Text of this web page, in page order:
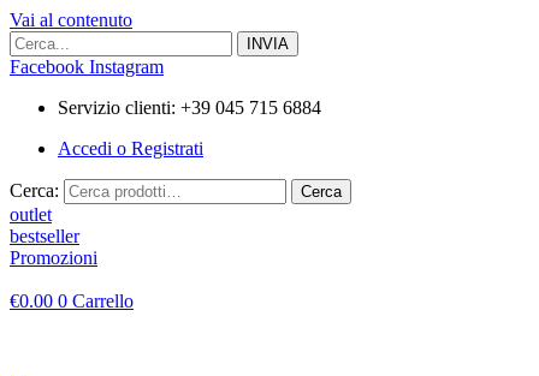
Vai al contenuto
Facebook Instagram
Servizio clienti: +39 045 715 6884
Accedi o Registrati
Cerca: Cerca
outlet
bestseller
Promozioni
€0.00 0 Carrello